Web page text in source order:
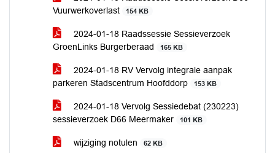
Vuurwerkoverlast
154 KB
2024-01-18 Raadssessie Sessieverzoek
GroenLinks Burgerberaad
165 KB
2024-01-18 RV Vervolg integrale aanpak
parkeren Stadscentrum Hoofddorp
153 KB
2024-01-18 Vervolg Sessiedebat (230223)
sessieverzoek D66 Meermaker
101 KB
wijziging notulen 62 KB